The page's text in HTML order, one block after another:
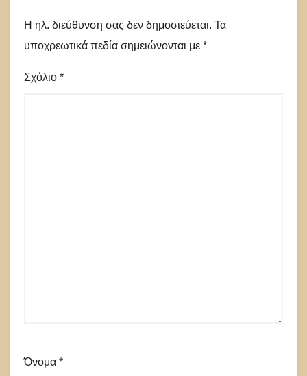
Η ηλ. διεύθυνση σας δεν δημοσιεύεται. Τα
υποχρεωτικά πεδία σημειώνονται με *
Σχόλιο *
Όνομα *